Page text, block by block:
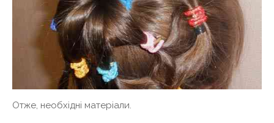
Отже, необхідні матеріали.